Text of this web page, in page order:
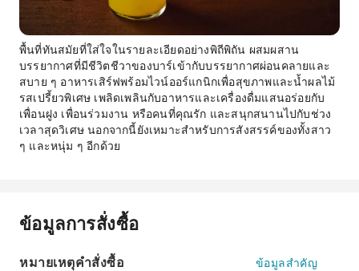
พื้นที่ทันสมัยที่ใส่ใจในรายละเอียดอย่างพิถีพิถัน ผสมผสาน
บรรยากาศที่มีชีวิตชีวาของบาร์เข้ากับบรรยากาศผ่อนคลายและ
สบาย ๆ อาหารเสิร์ฟพร้อมไวน์ออร์แกนิกเพื่อสุขภาพและน้ำผลไม้
รสเปรี้ยวพิเศษ เพลิดเพลินกับอาหารและเครื่องดื่มแสนอร่อยกับ
เพื่อนฝูง เพื่อนร่วมงาน หรือคนที่คุณรัก และสนุกสนานไปกับช่วง
เวลาสุดวิเศษ นอกจากนี้ยังเหมาะสำหรับการสังสรรค์ของทั้งสาว
ๆ และหนุ่ม ๆ อีกด้วย
ข้อมูลการสั่งซื้อ
หมายเหตุคำสั่งซื้อ ข้อมูลสำคัญ